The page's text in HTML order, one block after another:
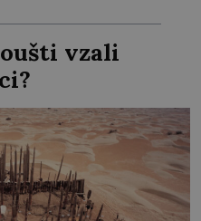
umírá. Je to muž
budí hrůzu ještě
vzali